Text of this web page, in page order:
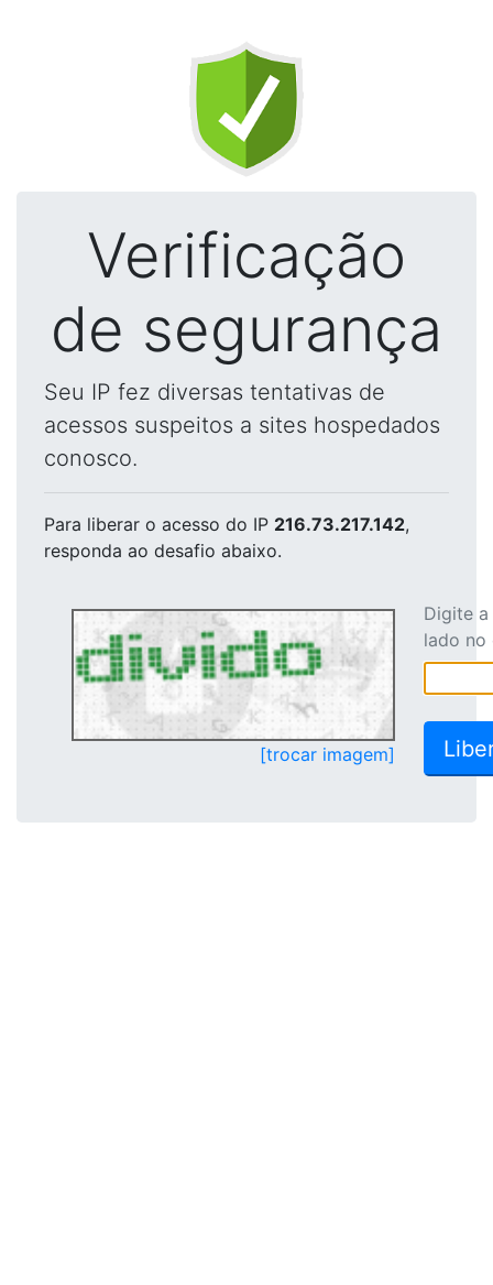
Verificação
de segurança
Seu IP fez diversas tentativas de
acessos suspeitos a sites hospedados
conosco.
Para liberar o acesso do IP 216.73.217.142,
responda ao desafio abaixo.
[trocar imagem]
Digite
lado no